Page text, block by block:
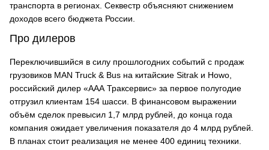
транспорта в регионах. Секвестр объясняют снижением
доходов всего бюджета России.
Про дилеров
Переключившийся в силу прошлогодних событий с продаж
грузовиков MAN Truck & Bus на китайские Sitrak и Howo,
российский дилер «ААА Траксервис» за первое полугодие
отгрузил клиентам 154 шасси. В финансовом выражении
объём сделок превысил 1,7 млрд рублей, до конца года
компания ожидает увеличения показателя до 4 млрд рублей.
В планах стоит реализация не менее 400 единиц техники.